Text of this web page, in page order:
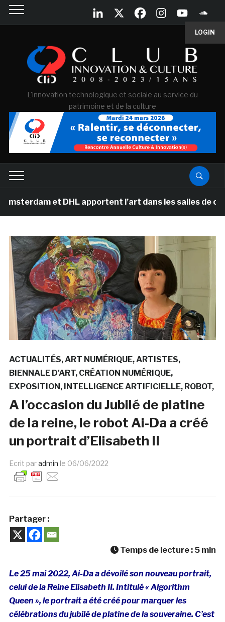
LOGIN
L'innovation technologique et sociale au service du
patrimoine et de la culture
et DHL apportent l’art dans les salles de classe des
ACTUALITÉS ART NUMÉRIQUE ARTISTES
BIENNALE D'ART CRÉATION NUMÉRIQUE
EXPOSITION INTELLIGENCE ARTIFICIELLE ROBOT
A l’occasion du Jubilé de platine
de la reine, le robot Ai-Da a créé
un portrait d’Elisabeth II
Ecrit paradmin le 06/06/2022
Partager :
Temps de lecture : 5 min
Le 25 mai 2022, Ai-Da a dévoilé son nouveau portrait,
celui de la Reine Elisabeth II. Intitulé « Algorithm
Queen », le portrait a été créé pour marquer les
célébrations du jubilé de platine de la souveraine. C’est